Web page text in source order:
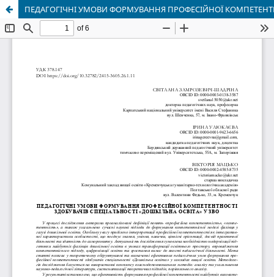
ПЕДАГОГІЧНІ УМОВИ ФОРМУВАННЯ ПРОФЕСІЙНОЇ